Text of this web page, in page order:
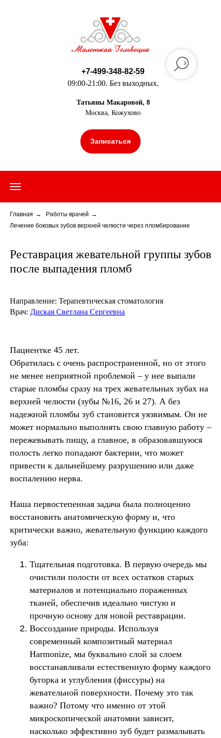
+7-499-348-82-59
09:00-21:00. Без выходных.
Татьяны Макаровой, 8
Москва, Кожухово
Записаться
Главная → Работы врачей →
Лечение боковых зубов верхней челюсти через пломбирование
Реставрация жевательной группы зубов
после выпадения пломб
Направление: Терапевтическая стоматология
Врач: Диская Светлана Сергеевна
Пациентке 45 лет.
Обратилась с очень распространенной, но от этого
не менее неприятной проблемой – у нее выпали
старые пломбы сразу на трех жевательных зубах на
верхней челюсти (зубы №16, 26 и 27). А без
надежной пломбы зуб становится уязвимым. Он не
может нормально выполнять свою главную работу –
пережевывать пищу, а главное, в образовавшуюся
полость легко попадают бактерии, что может
привести к дальнейшему разрушению или даже
воспалению нерва.
Наша первостепенная задача была полноценно
восстановить анатомическую форму и, что
критически важно, жевательную функцию каждого
зуба:
Тщательная подготовка. В первую очередь мы
очистили полости от всех остатков старых
материалов и потенциально пораженных
тканей, обеспечив идеально чистую и
прочную основу для новой реставрации.
Воссоздание природы. Используя
современный композитный материал
Harmonize, мы буквально слой за слоем
восстанавливали естественную форму каждого
бугорка и углубления (фиссуры) на
жевательной поверхности. Почему это так
важно? Потому что именно от этой
микроскопической анатомии зависит,
насколько эффективно зуб будет размалывать